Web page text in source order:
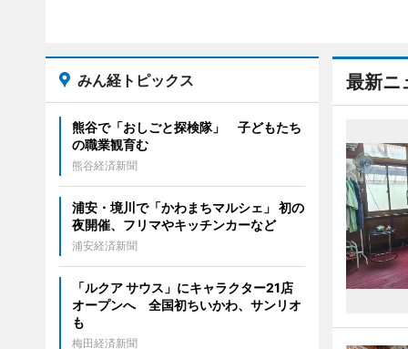
最新ニ
みん経トピックス
熊谷で「おしごと探検隊」 子どもたち
の職業観育む
熊谷経済新聞
浦安・境川で「かわまちマルシェ」 初の
夜開催、フリマやキッチンカーなど
浦安経済新聞
「ルクア サウス」にキャラクター21店
オープンへ 全国初ちいかわ、サンリオ
も
梅田経済新聞